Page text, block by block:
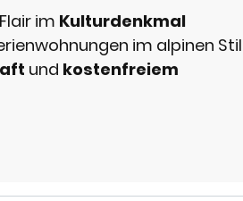
im Kulturdenkmal
im alpinen Stil
und kostenfreiem